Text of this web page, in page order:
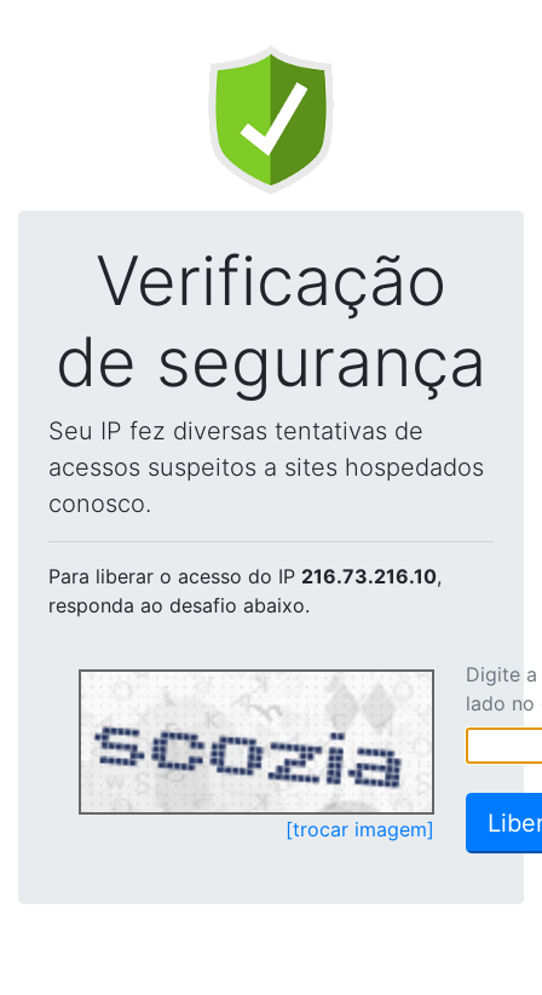
Verificação
de segurança
Seu IP fez diversas tentativas de
acessos suspeitos a sites hospedados
conosco.
Para liberar o acesso do IP 216.73.216.10,
responda ao desafio abaixo.
[trocar imagem]
Digite
lado no